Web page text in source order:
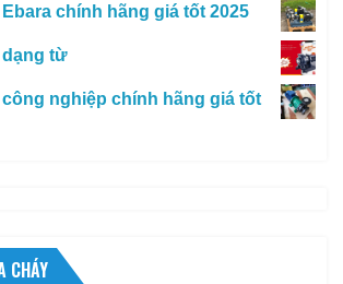
chính hãng giá tốt 2025
dạng từ
nghiệp chính hãng giá tốt
CHÁY